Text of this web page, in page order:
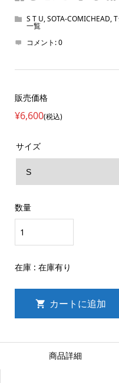
S T U,SOTA-COMICHEAD,
一覧
コメント:0
販売価格
¥6,600(税込)
サイズ
数量
在庫 : 在庫有り
商品詳細